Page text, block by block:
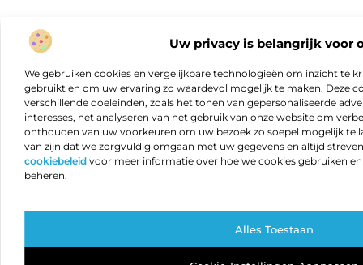
Uw privacy is belangrijk voor
We gebruiken cookies en vergelijkbare technologieën om inzicht te
gebruikt en om uw ervaring zo waardevol mogelijk te maken. Deze
verschillende doeleinden, zoals het tonen van gepersonaliseerde
interesses, het analyseren van het gebruik van onze website om
onthouden van uw voorkeuren om uw bezoek zo soepel mogelijk te
van zijn dat we zorgvuldig omgaan met uw gegevens en altijd
cookiebeleid voor meer informatie over hoe we cookies gebruiken
beheren.
Alles Toestaan